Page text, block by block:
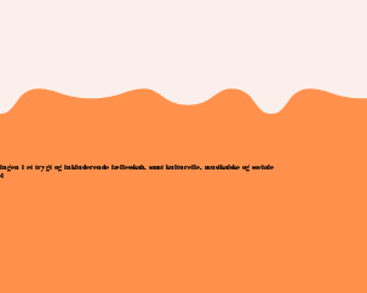
i et trygt og inkluderende fællesskab, samt kulturelle, musikalske og sociale